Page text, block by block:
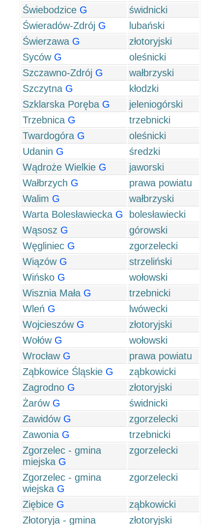
Świebodzice G
świdnicki
Świeradów-Zdrój G
lubański
Świerzawa G
złotoryjski
Syców G
oleśnicki
Szczawno-Zdrój G
wałbrzyski
Szczytna G
kłodzki
Szklarska Poręba G
jeleniogórski
Trzebnica G
trzebnicki
Twardogóra G
oleśnicki
Udanin G
średzki
Wądroże Wielkie G
jaworski
Wałbrzych G
prawa powiatu
Walim G
wałbrzyski
Warta Bolesławiecka G
bolesławiecki
Wąsosz G
górowski
Węgliniec G
zgorzelecki
Wiązów G
strzeliński
Wińsko G
wołowski
Wisznia Mała G
trzebnicki
Wleń G
lwówecki
Wojcieszów G
złotoryjski
Wołów G
wołowski
Wrocław G
prawa powiatu
Ząbkowice Śląskie G
ząbkowicki
Zagrodno G
złotoryjski
Żarów G
świdnicki
Zawidów G
zgorzelecki
Zawonia G
trzebnicki
Zgorzelec - gmina
miejska G
zgorzelecki
Zgorzelec - gmina
wiejska G
zgorzelecki
Ziębice G
ząbkowicki
Złotoryja - gmina
złotoryjski